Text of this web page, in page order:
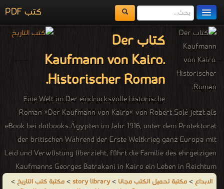
كتب PDF
مكتبة الكتب
المكتبات
يُقرأ حالياً
الفهرس
اضف كتاب
كتاب Der
Kaufmann von Kairo.
Historischer Roman.
Eine Welt im Der eindrucksvolle historische
Roman »Der Kaufmann von Kairo« von Robert Solé jetzt als
eBook bei dotbooks.Ägypten im Jahr 1916, unter dem Protektorat
der britischen Während der Erste Weltkrieg ganz Europa mit
Leid und Verwüstung überzieht, führt die Familie des ehrgeizigen
Kaufmanns Georges Batrakani in Kairo ein Leben in Reichtum
und Wohlstand. Doch das Glück der Batrakanis ist nicht so
الابداع>مكتبة تحميل الكتب مجانا >
story library
>مكتبة كتب التاريخ>